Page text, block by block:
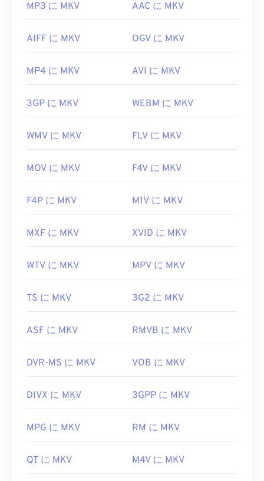
MP3 に MKV AAC に MKV
AIFF に MKV OGV に MKV
MP4 に MKV AVI に MKV
3GP に MKV WEBM に MKV
WMV に MKV FLV に MKV
MOV に MKV F4V に MKV
F4P に MKV M1V に MKV
MXF に MKV XVID に MKV
WTV に MKV MPV に MKV
TS に MKV 3G2 に MKV
ASF に MKV RMVB に MKV
DVR-MS に MKV VOB に MKV
DIVX に MKV 3GPP に MKV
MPG に MKV RM に MKV
QT に MKV M4V に MKV